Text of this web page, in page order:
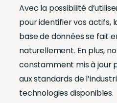
Avec la possibilité
pour identifier vos actifs,
base de données se fait
naturellement. En plus,
constamment mis à jour
aux standards de
technologies disponibles.